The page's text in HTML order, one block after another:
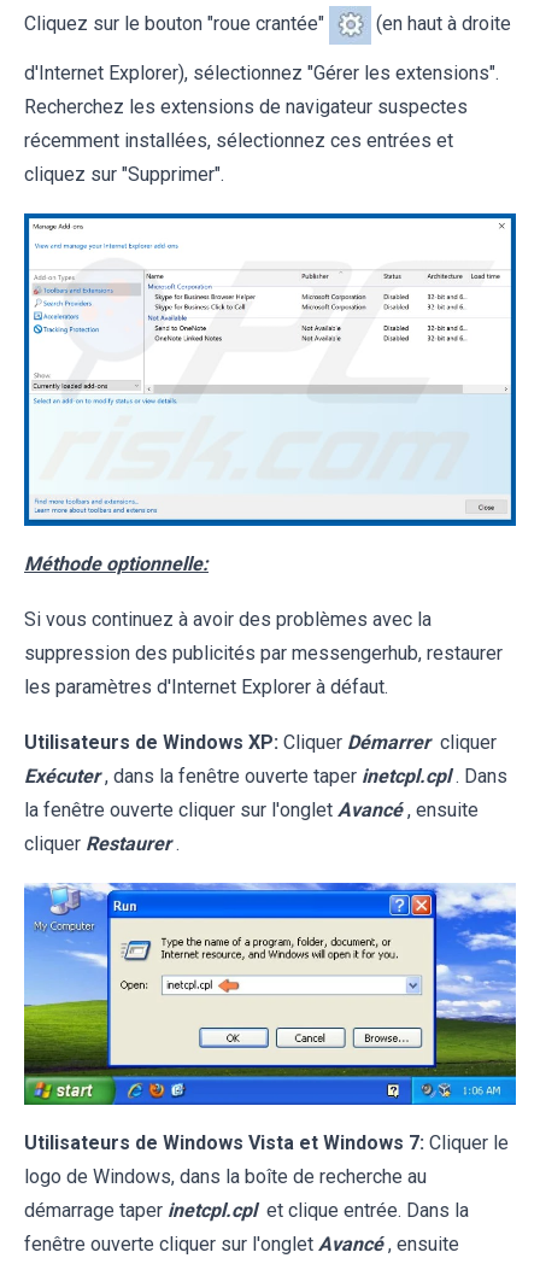
Cliquez sur le bouton "roue crantée" (en haut à droite
d'Internet Explorer), sélectionnez "Gérer les extensions".
Recherchez les extensions de navigateur suspectes
récemment installées, sélectionnez ces entrées et
cliquez sur "Supprimer".
Méthode optionnelle:
Si vous continuez à avoir des problèmes avec la
suppression des publicités par messengerhub, restaurer
les paramètres d'Internet Explorer à défaut.
Utilisateurs de Windows XP: Cliquer Démarrer cliquer
Exécuter , dans la fenêtre ouverte taper inetcpl.cpl . Dans
la fenêtre ouverte cliquer sur l'onglet Avancé , ensuite
cliquer Restaurer .
Utilisateurs de Windows Vista et Windows 7: Cliquer le
logo de Windows, dans la boîte de recherche au
démarrage taper inetcpl.cpl et clique entrée. Dans la
fenêtre ouverte cliquer sur l'onglet Avancé , ensuite